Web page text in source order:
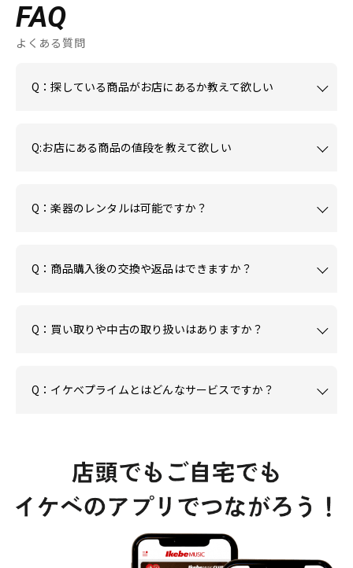
FAQ
よくある質問
Q：探している商品がお店にあるか教えて欲しい
Q:お店にある商品の値段を教えて欲しい
Q：楽器のレンタルは可能ですか？
Q：商品購入後の交換や返品はできますか？
Q：買い取りや中古の取り扱いはありますか？
Q：イケベプライムとはどんなサービスですか？